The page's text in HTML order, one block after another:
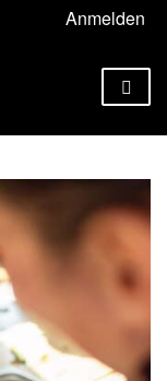
Anmelden